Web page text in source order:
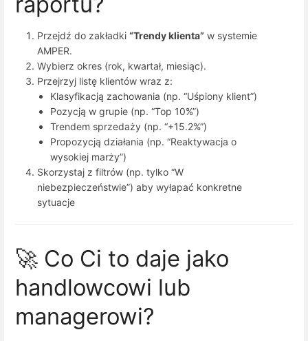
Przejdź do zakładki “Trendy klienta” w systemie
AMPER.
Wybierz okres (rok, kwartał, miesiąc).
Przejrzyj listę klientów wraz z:
Klasyfikacją zachowania (np. “Uśpiony klient”)
Pozycją w grupie (np. “Top 10%”)
Trendem sprzedaży (np. “+15.2%”)
Propozycją działania (np. “Reaktywacja o
wysokiej marży”)
Skorzystaj z filtrów (np. tylko “W
niebezpieczeństwie”) aby wyłapać konkretne
sytuacje
🚀 Co Ci to daje jako
handlowcowi lub
managerowi?